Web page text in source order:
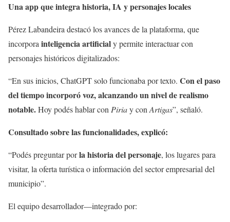
Una app que integra historia, IA y personajes locales
Pérez Labandeira destacó los avances de la plataforma, que
incorporainteligencia artificialy permite interactuar con
personajes históricos digitalizados:
“En sus inicios, ChatGPT solo funcionaba por texto. Con el paso
del tiempo incorporó voz, alcanzando un nivel de realismo
notable.Hoy podés hablar conPiriay conArtigas”, señaló.
Consultado sobre las funcionalidades, explicó:
“Podés preguntar porla historia del personaje, los lugares para
visitar, la oferta turística o información del sector empresarial del
municipio”.
El equipo desarrollador—integrado por: